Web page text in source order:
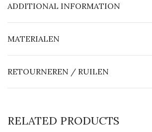
ADDITIONAL INFORMATION
MATERIALEN
RETOURNEREN / RUILEN
RELATED PRODUCTS